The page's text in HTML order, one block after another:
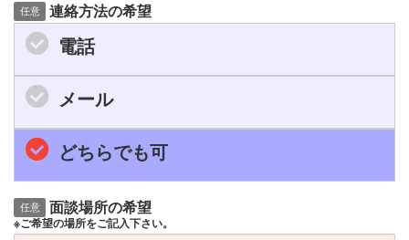
任意 連絡方法の希望
電話
メール
どちらでも可
任意 面談場所の希望
※ご希望の場所をご記入下さい。